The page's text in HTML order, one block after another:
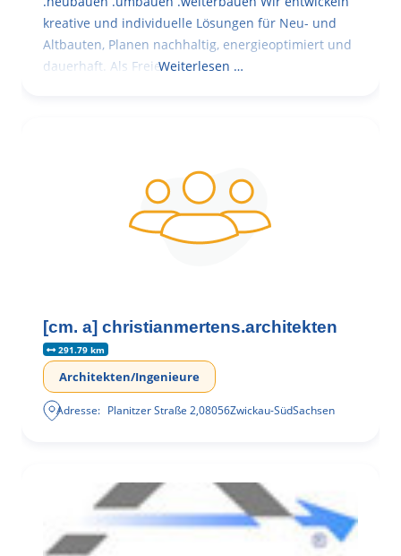
kreative und individuelle Lösungen für Neu- und
Altbauten, Planen nachhaltig, energieoptimiert und
dauerhaft. Als FreieWeiterlesen …
[cm. a] christianmertens.architekten
291.79 km
Architekten/Ingenieure
Adresse: Planitzer Straße 2,08056Zwickau-SüdSachsen